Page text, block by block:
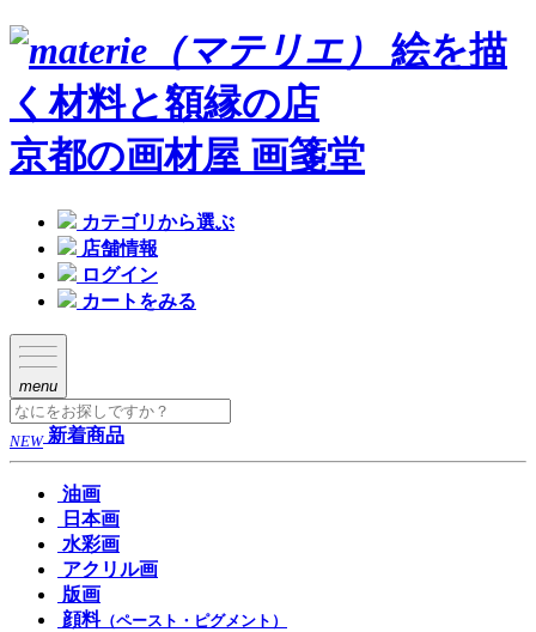
絵を描
く材料と額縁の店
京都の画材屋 画箋堂
カテゴリから選ぶ
店舗情報
ログイン
カートをみる
menu
NEW 新着商品
油画
日本画
水彩画
アクリル画
版画
顔料（ペースト・ピグメント）